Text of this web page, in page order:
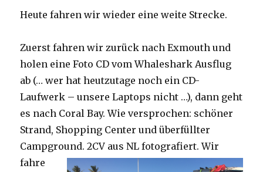
Heute fahren wir wieder eine weite Strecke.
Zuerst fahren wir zurück nach Exmouth und
holen eine Foto CD vom Whaleshark Ausflug
ab (… wer hat heutzutage noch ein CD-
Laufwerk – unsere Laptops nicht …), dann geht
es nach Coral Bay. Wie versprochen: schöner
Strand, Shopping Center und überfüllter
Campground.2CV aus NL fotografiert. Wir
fahre